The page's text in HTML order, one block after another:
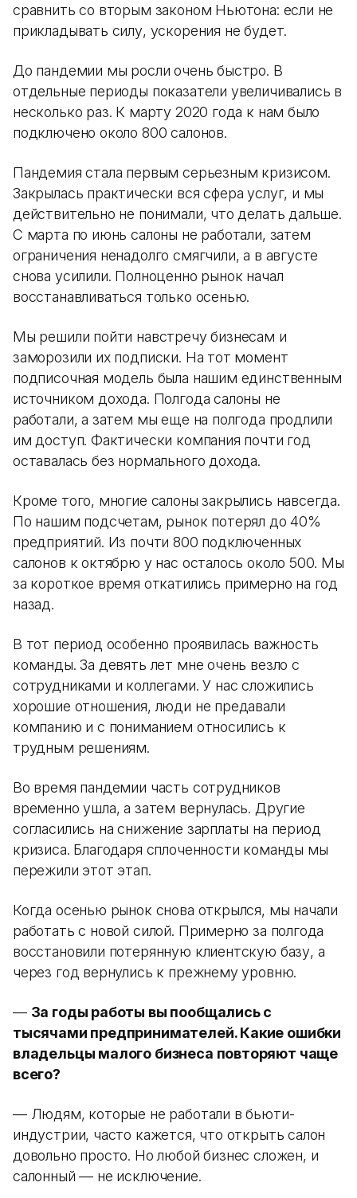
сравнить со вторым законом Ньютона: если не
прикладывать силу, ускорения не будет.
До пандемии мы росли очень быстро. В
отдельные периоды показатели увеличивались в
несколько раз. К марту 2020 года к нам было
подключено около 800 салонов.
Пандемия стала первым серьезным кризисом.
Закрылась практически вся сфера услуг, и мы
действительно не понимали, что делать дальше.
С марта по июнь салоны не работали, затем
ограничения ненадолго смягчили, а в августе
снова усилили. Полноценно рынок начал
восстанавливаться только осенью.
Мы решили пойти навстречу бизнесам и
заморозили их подписки. На тот момент
подписочная модель была нашим единственным
источником дохода. Полгода салоны не
работали, а затем мы еще на полгода продлили
им доступ. Фактически компания почти год
оставалась без нормального дохода.
Кроме того, многие салоны закрылись навсегда.
По нашим подсчетам, рынок потерял до 40%
предприятий. Из почти 800 подключенных
салонов к октябрю у нас осталось около 500. Мы
за короткое время откатились примерно на год
назад.
В тот период особенно проявилась важность
команды. За девять лет мне очень везло с
сотрудниками и коллегами. У нас сложились
хорошие отношения, люди не предавали
компанию и с пониманием относились к
трудным решениям.
Во время пандемии часть сотрудников
временно ушла, а затем вернулась. Другие
согласились на снижение зарплаты на период
кризиса. Благодаря сплоченности команды мы
пережили этот этап.
Когда осенью рынок снова открылся, мы начали
работать с новой силой. Примерно за полгода
восстановили потерянную клиентскую базу, а
через год вернулись к прежнему уровню.
— За годы работы вы пообщались с
тысячами предпринимателей. Какие ошибки
владельцы малого бизнеса повторяют чаще
всего?
— Людям, которые не работали в бьюти-
индустрии, часто кажется, что открыть салон
довольно просто. Но любой бизнес сложен, и
салонный — не исключение.